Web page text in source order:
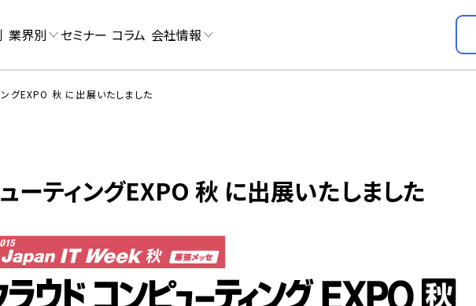
業界別 セミナー コラム 会社情報
グEXPO 秋 に出展いたしました
ーティングEXPO 秋 に出展いたしました